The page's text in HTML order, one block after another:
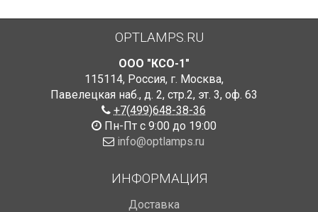
OPTLAMPS.RU
ООО "КСО-1"
115114, Россия, г. Москва,
Павелецкая наб., д. 2, стр.2, эт. 3, оф. 63
+7(499)648-38-36
Пн-Пт с 9:00 до 19:00
info@optlamps.ru
ИНФОРМАЦИЯ
Доставка